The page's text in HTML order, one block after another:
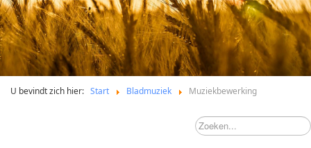
U bevindt zich hier: Start Bladmuziek Muziekbewerking